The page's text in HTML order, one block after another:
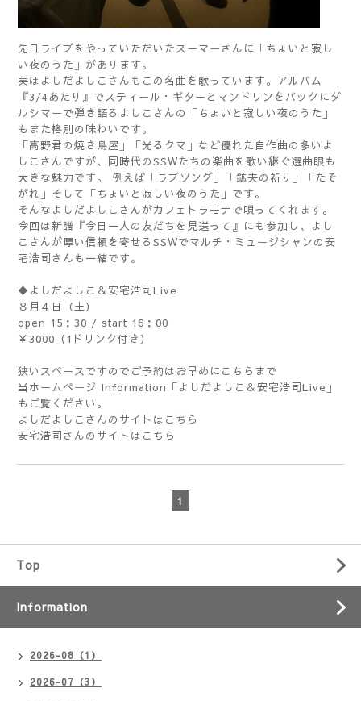
先日ライブをやっていただいたスーマーさんに「ちょいと寂し
い夜のうた」があります。
実はよしだよしこさんもこの名曲を歌っています。アルバム
『3/4あたり』でスティール・ギターとマンドリンをバックにダ
ルシマーで弾き語るよしこさんの「ちょいと寂しい夜のうた」
もまた格別の味わいです。
「高野君の焼き鳥屋」「光るクマ」など優れた自作曲の多いよ
しこさんですが、同時代のSSWたちの楽曲を歌い継ぐ選曲眼も
大きな魅力です。 例えば「ラブソング」「鉱夫の祈り」「たそ
がれ」そして「ちょいと寂しい夜のうた」です。
そんなよしだよしこさんがカフェトラモナで唄ってくれます。
今回は新譜『今日一人の友だちを見送って』にも参加し、よし
こさんが厚い信頼を寄せるSSWでマルチ・ミュージシャンの安
宅浩司さんも一緒です。
◆よしだよしこ＆安宅浩司Live
８月４日（土）
open 15：30 / start 16：00
￥3000（1ドリンク付き）
狭いスペースですのでご予約はお早めに こちら まで
当ホームページ Information「よしだよしこ＆安宅浩司Live 」
もご覧ください。
よしだよしこさんのサイトは こちら
安宅浩司さんのサイトは こちら
1
Top
Information
2026-08（1）
2026-07（3）